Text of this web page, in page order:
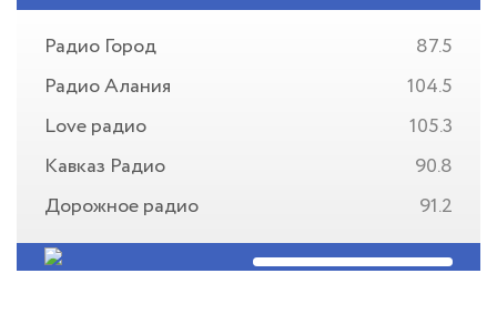
Радио Город
87.5
Радио Алания
104.5
Love радио
105.3
Кавказ Радио
90.8
Дорожное радио
91.2